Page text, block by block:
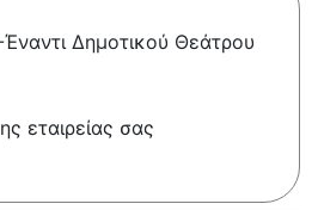
Δημοτικού Θεάτρου
εταιρείας σας